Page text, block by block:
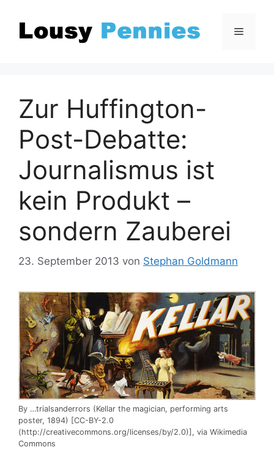
Inhalt
springen
Menü
Zur Huffington-
Post-Debatte:
Journalismus ist
kein Produkt –
sondern Zauberei
23. September 2013 von Stephan Goldmann
By …trialsanderrors (Kellar the magician, performing arts
poster, 1894) [CC-BY-2.0
(http://creativecommons.org/licenses/by/2.0)], via Wikimedia
Commons